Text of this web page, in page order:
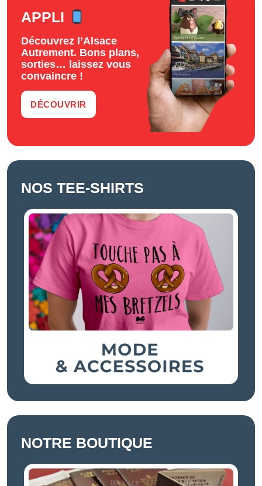
APPLI
Découvrez l’Alsace
Autrement. Bons plans,
sorties… laissez vous
convaincre !
DÉCOUVRIR
NOS TEE-SHIRTS
NOTRE BOUTIQUE